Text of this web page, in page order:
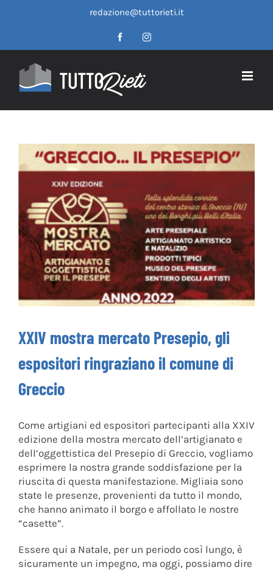
redazione@tuttorieti.it
FacebookInstagram
XXIV mostra mercato Presepio, gli
espositori ringraziano il comune di
Greccio
Come artigiani ed espositori partecipanti alla XXIV
edizione della mostra mercato dell’artigianato e
dell’oggettistica del Presepio di Greccio, vogliamo
esprimere la nostra grande soddisfazione per la
riuscita di questa manifestazione. Migliaia sono
state le presenze, provenienti da tutto il mondo,
che hanno animato il borgo e affollato le nostre
“casette”.
Essere qui a Natale, per un periodo così lungo, è
sicuramente un impegno, ma oggi, possiamo dire